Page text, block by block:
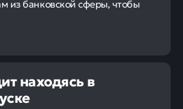
из банковской сферы, чтобы
находясь в